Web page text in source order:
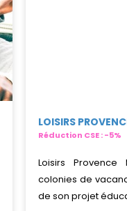
LOISIRS
Réduction CSE : -5%
Loisirs
colonies de
de son projet